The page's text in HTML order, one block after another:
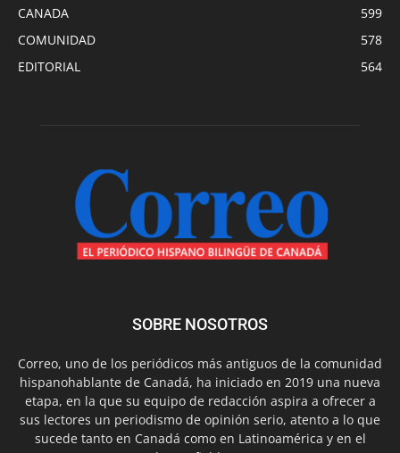
CANADA
599
COMUNIDAD
578
EDITORIAL
564
SOBRE NOSOTROS
Correo, uno de los periódicos más antiguos de la comunidad
hispanohablante de Canadá, ha iniciado en 2019 una nueva
etapa, en la que su equipo de redacción aspira a ofrecer a
sus lectores un periodismo de opinión serio, atento a lo que
sucede tanto en Canadá como en Latinoamérica y en el